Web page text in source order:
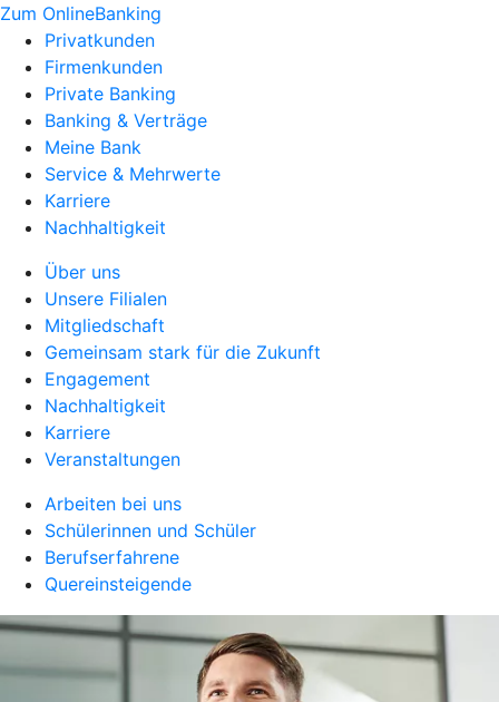
Zum OnlineBanking
Privatkunden
Firmenkunden
Private Banking
Banking & Verträge
Meine Bank
Service & Mehrwerte
Karriere
Nachhaltigkeit
Über uns
Unsere Filialen
Mitgliedschaft
Gemeinsam stark für die Zukunft
Engagement
Nachhaltigkeit
Karriere
Veranstaltungen
Arbeiten bei uns
Schülerinnen und Schüler
Berufserfahrene
Quereinsteigende